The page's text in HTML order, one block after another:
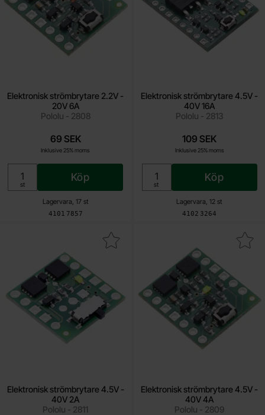
Elektronisk strömbrytare 2.2V -
20V 6A
Pololu - 2808
Art. nr
4101 7857
Lagervara, 17 st
69 SEK
Inklusive 25% moms
Enhet:
st
Köp
Elektronisk strömbrytare 4.5V -
40V 16A
Pololu - 2813
Art. nr
4102 3264
Lagervara, 12 st
109 SEK
Inklusive 25% moms
Enhet:
st
Köp
Elektronisk strömbrytare 4.5V -
40V 2A
Pololu - 2811
elektronisk strömbrytare 4.5V - 40V 2A som favorit
Elektronisk strömbrytare 4.5V -
40V 4A
Pololu - 2809
Makera elektronisk strömbrytare